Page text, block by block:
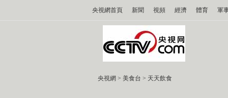
央視網首頁 新聞 視頻 經濟 體育 軍
央視網 > 美食台 > 天天飲食